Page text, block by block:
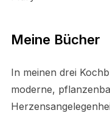
Meine Bücher
In meinen drei
moderne,